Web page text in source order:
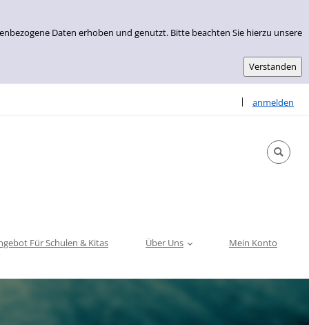
Daten erhoben und genutzt. Bitte beachten Sie hierzu unsere
| anmelden
Sprache
Für Schulen & Kitas Über Uns Mein Konto